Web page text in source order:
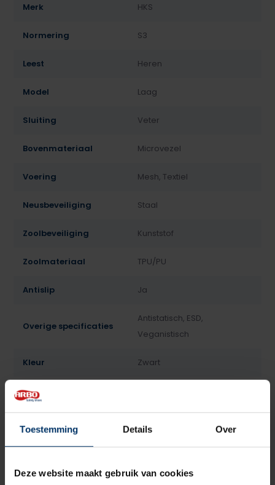
Toestemming Details Over
Deze website maakt gebruik van cookies
Merk HKS
Normering S3
Leest Heren
Model Laag
Sluiting Veter
Bovenmateriaal Microvezel
Voering Mesh, Textiel
Neusbeveiliging Staal
Zoolbeveiliging Kunststof
Zoolmateriaal TPU/PU
Antislip Ja
Overige specificaties
Antistatisch, ESD,
Veganistisch
Kleur Zwart
Gewicht
Beoordelingen